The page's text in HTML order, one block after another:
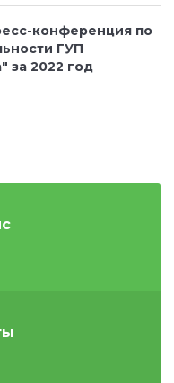
конференция по
ГУП
за 2022 год